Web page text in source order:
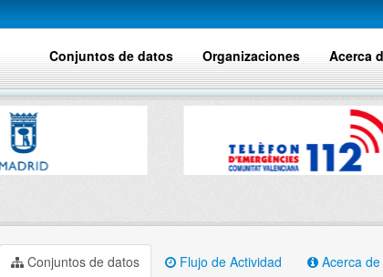
Conjuntos de datos Organizaciones Acerca
Conjuntos de datos Flujo de Actividad Acerca de